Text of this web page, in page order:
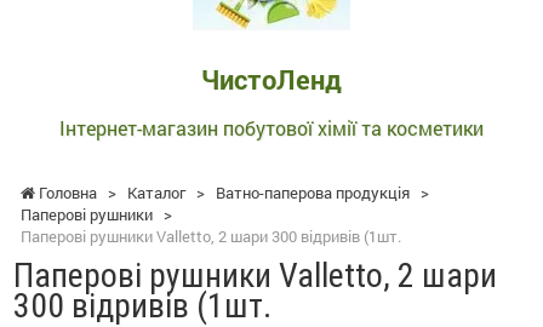
ЧистоЛенд
Інтернет-магазин побутової хімії та косметики
Головна > Каталог > Ватно-паперова продукція >
Паперові рушники >
Паперові рушники Valletto, 2 шари 300 відривів (1шт.
Паперові рушники Valletto, 2 шари
300 відривів (1шт.